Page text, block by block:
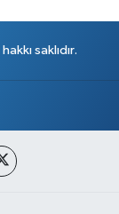
saklıdır.